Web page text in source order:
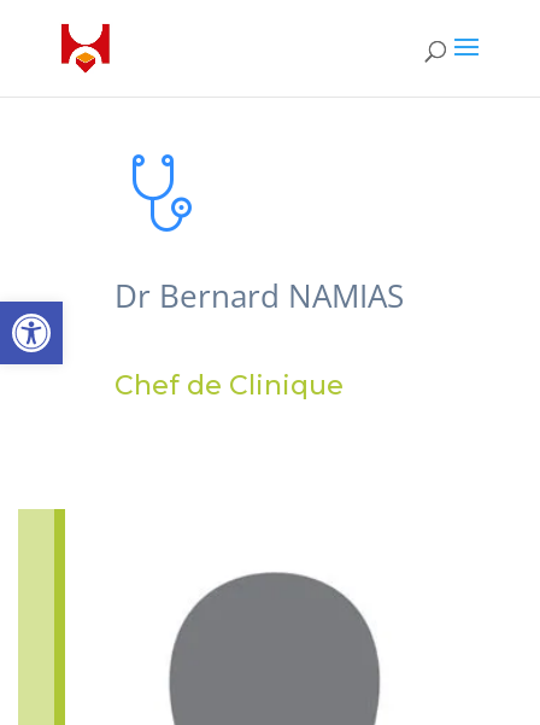
Ouvrir la barre d’outilsDr Bernard NAMIAS
Chef de Clinique